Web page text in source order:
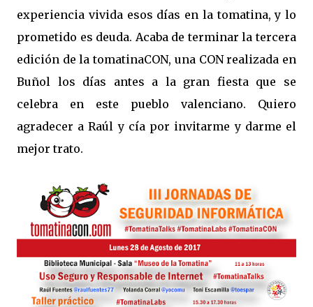
experiencia vivida esos días en la tomatina, y lo
prometido es deuda. Acaba de terminar la tercera
edición de la tomatinaCON, una CON realizada en
Buñol los días antes a la gran fiesta que se
celebra en este pueblo valenciano. Quiero
agradecer a Raúl y cía por invitarme y darme el
mejor trato.